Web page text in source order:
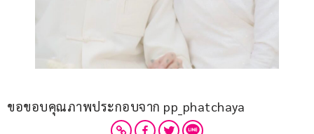
ขอขอบคุณภาพประกอบจาก pp_phatchaya